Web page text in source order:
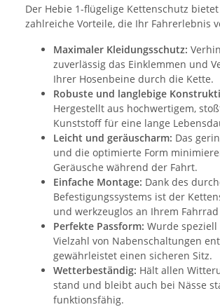
Der Hebie 1-flügelige Kettenschutz
zahlreiche Vorteile, die Ihr Fahrerlebnis
Maximaler Kleidungsschutz:
zuverlässig das Einklemmen und
Ihrer Hosenbeine durch die Kette.
Robuste und langlebige
Hergestellt aus hochwertigem,
Kunststoff für eine lange
Leicht und geräuscharm: Das
und die optimierte Form
Geräusche während der Fahrt.
Einfache Montage: Dank des
Befestigungssystems ist der
und werkzeuglos an Ihrem
Perfekte Passform: Wurde
Vielzahl von Nabenschaltungen
gewährleistet einen sicheren Sitz.
Wetterbeständig: Hält allen
stand und bleibt auch bei Nässe
funktionsfähig.